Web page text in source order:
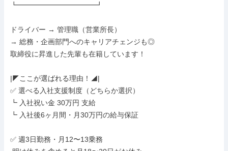
┗━━━━━━━━━━━┛
ドライバー → 管理職（営業所長）
→ 総務・企画部門へのキャリアチェンジも◎
取締役に昇進した先輩も在籍しています！
|◤ここが選ばれる理由！◢|
✅ 選べる入社支援制度（どちらか選択）
┗ 入社祝い金 30万円 支給
┗ 入社後6ヶ月間・月30万円の給与保証
✅ 週3日勤務・月12〜13乗務